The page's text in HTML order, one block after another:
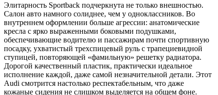
Элитарность Sportback подчеркнута не только внешностью.
Салон авто намного солиднее, чем у одноклассников. Во
внутреннем оформлении больше агрессии: анатомические
кресла с ярко выраженными боковыми подушками,
обеспечивающие водителю и пассажирам почти спортивную
посадку, ухватистый трехспицевый руль с трапециевидной
ступицей, повторяющей «фамильную» решетку радиатора.
Дорогой качественный пластик, практически идеальное
исполнение каждой, даже самой незначительной детали. Этот
Audi смотрится настолько респектабельным, что даже
кожаные сидения не слишком выделяется на общем фоне.